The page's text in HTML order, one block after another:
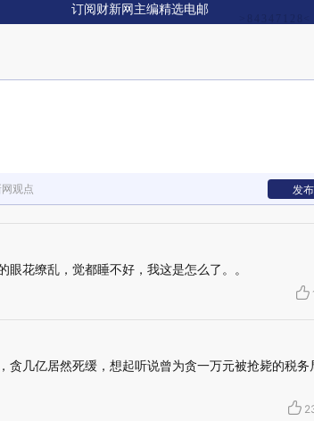
订阅财新网主编精选电邮
观点 发布
花缭乱，觉都睡不好，我这是怎么了。。
贪几亿居然死缓，想起听说曾为贪一万元被抢毙的税务